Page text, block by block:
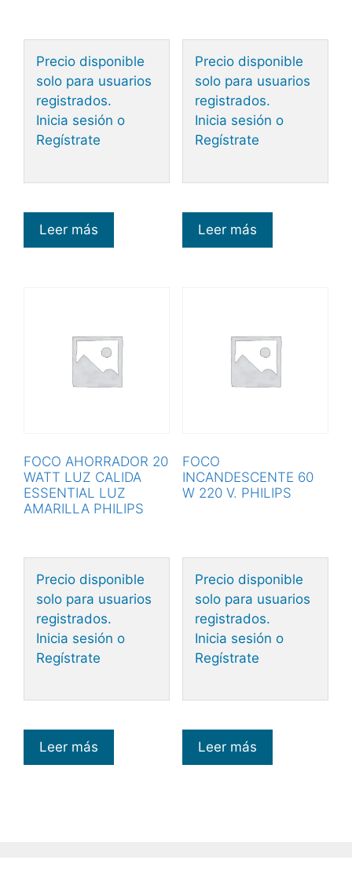
Precio disponible
solo para usuarios
registrados.
Inicia sesión o
Regístrate
Leer más
Precio disponible
solo para usuarios
registrados.
Inicia sesión o
Regístrate
Leer más
FOCO AHORRADOR 20
WATT LUZ CALIDA
ESSENTIAL LUZ
AMARILLA PHILIPS
Precio disponible
solo para usuarios
registrados.
Inicia sesión o
Regístrate
Leer más
FOCO
INCANDESCENTE 60
W 220 V. PHILIPS
Precio disponible
solo para usuarios
registrados.
Inicia sesión o
Regístrate
Leer más